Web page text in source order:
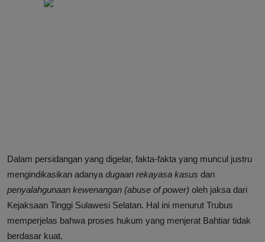
Dalam persidangan yang digelar, fakta-fakta yang muncul justru
mengindikasikan adanya dugaan rekayasa kasus dan
penyalahgunaan kewenangan (abuse of power) oleh jaksa dari
Kejaksaan Tinggi Sulawesi Selatan. Hal ini menurut Trubus
memperjelas bahwa proses hukum yang menjerat Bahtiar tidak
berdasar kuat.